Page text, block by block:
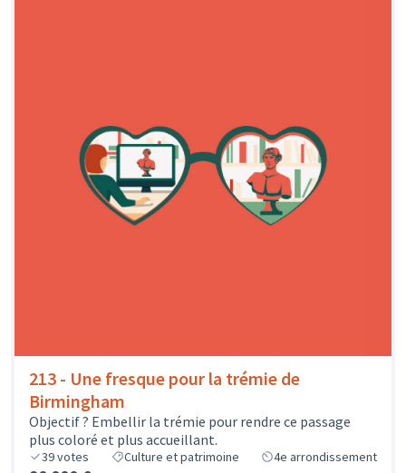
213 - Une fresque pour la trémie de
Birmingham
Objectif ? Embellir la trémie pour rendre ce passage
plus coloré et plus accueillant.
39votes Culture et patrimoine 4e arrondissement